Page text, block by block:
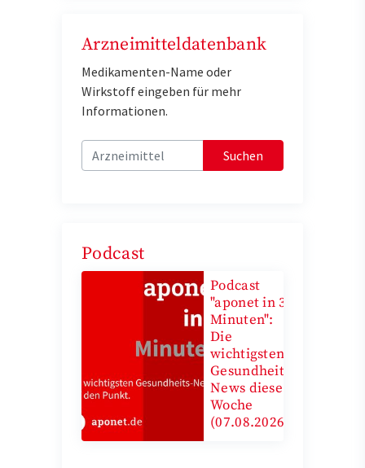
Arzneimitteldatenbank
Medikamenten-Name oder
Wirkstoff eingeben für mehr
Informationen.
Suchen
Podcast
Podcast
"aponet in 3
Minuten":
Die
wichtigsten
Gesundheits-
News diese
Woche
(07.08.2026)